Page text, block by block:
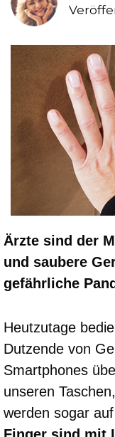
Ärzte sind der
und saubere
gefährliche
Heutzutage
Dutzende von
Smartphones
unseren
werden sogar
Finger sind mit